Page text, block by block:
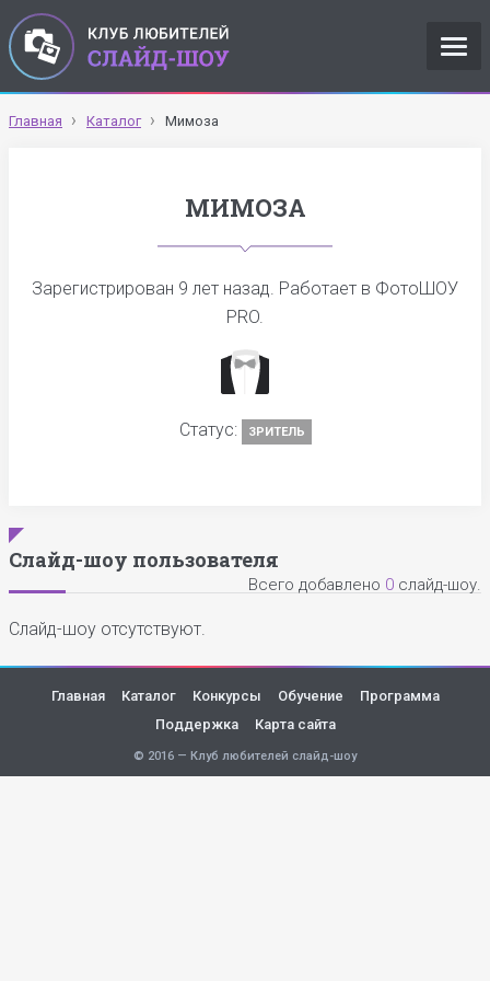
Главная Каталог Мимоза
МИМОЗА
Зарегистрирован 9 лет назад. Работает в ФотоШОУ
PRO.
Статус: ЗРИТЕЛЬ
Слайд-шоу пользователя
Всего добавлено 0 слайд-шоу.
Слайд-шоу отсутствуют.
Главная Каталог Конкурсы Обучение
Программа
Поддержка
Карта сайта
© 2016 — Клуб любителей слайд-шоу